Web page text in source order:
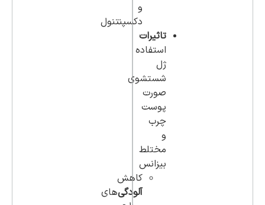
و
دکسپنتنول
تاثیرات
استفاده
ژل
شستشوی
صورت
پوست
چرب
و
مختلط
بیزانس
کاهش
آلودگی‌های